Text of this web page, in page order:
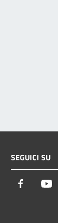
SEGUICI SU
Facebook